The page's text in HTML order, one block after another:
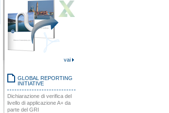
vai
GLOBAL REPORTING
INITIATIVE
Dichiarazione di verifica del
livello di applicazione A+ da
parte del GRI